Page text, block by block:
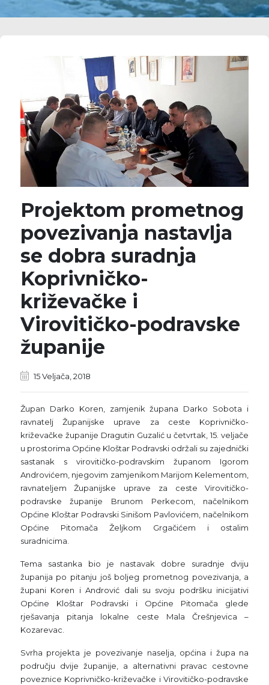
Projektom prometnog
povezivanja nastavlja
se dobra suradnja
Koprivničko-
križevačke i
Virovitičko-podravske
županije
15 Veljača, 2018
Župan Darko Koren, zamjenik župana Darko Sobota i
ravnatelj Županijske uprave za ceste Koprivničko-
križevačke županije Dragutin Guzalić u četvrtak, 15. veljače
u prostorima Općine Kloštar Podravski održali su zajednički
sastanak s virovitičko-podravskim županom Igorom
Androvićem, njegovim zamjenikom Marijom Kelementom,
ravnateljem Županijske uprave za ceste Virovitičko-
podravske županije Brunom Perkecom, načelnikom
Općine Kloštar Podravski Sinišom Pavlovićem, načelnikom
Općine Pitomača Željkom Grgačićem i ostalim
suradnicima.
Tema sastanka bio je nastavak dobre suradnje dviju
županija po pitanju još boljeg prometnog povezivanja, a
župani Koren i Andrović dali su svoju podršku inicijativi
Općine Kloštar Podravski i Općine Pitomača glede
rješavanja pitanja lokalne ceste Mala Črešnjevica –
Kozarevac.
Svrha projekta je povezivanje naselja, općina i župa na
području dvije županije, a alternativni pravac cestovne
poveznice Koprivničko-križevačke i Virovitičko-podravske